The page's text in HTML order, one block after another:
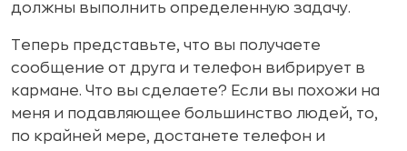
должны выполнить определенную задачу.
Теперь представьте, что вы получаете
сообщение от друга и телефон вибрирует в
кармане. Что вы сделаете? Если вы похожи на
меня и подавляющее большинство людей, то,
по крайней мере, достанете телефон и